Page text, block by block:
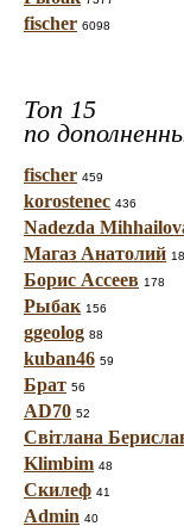
fischer 6098
Топ 15
по
fischer 459
korostenec 436
Nadezda
Магаз Анатолий
Борис Ассеев 178
Рыбак 156
ggeolog 88
kuban46 59
Брат 56
AD70 52
Світлана
Klimbim 48
Скилеф 41
Admin 40